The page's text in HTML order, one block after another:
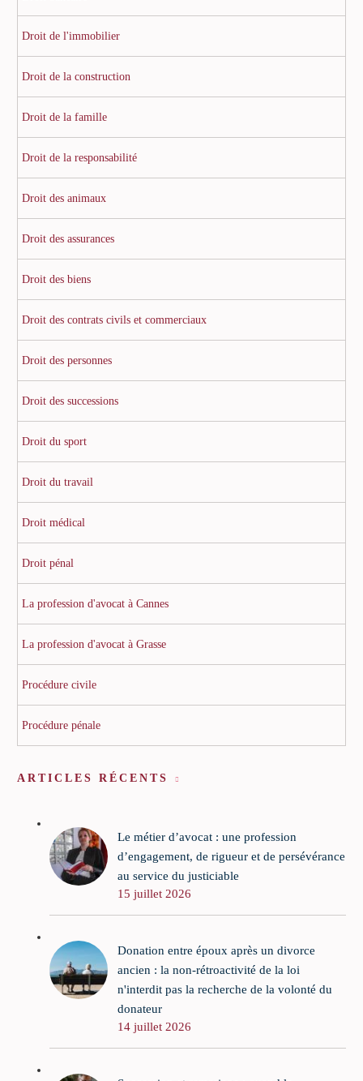
Droit de l'immobilier
Droit de la construction
Droit de la famille
Droit de la responsabilité
Droit des animaux
Droit des assurances
Droit des biens
Droit des contrats civils et commerciaux
Droit des personnes
Droit des successions
Droit du sport
Droit du travail
Droit médical
Droit pénal
La profession d'avocat à Cannes
La profession d'avocat à Grasse
Procédure civile
Procédure pénale
ARTICLES RÉCENTS
Le métier d’avocat : une profession
d’engagement, de rigueur et de persévérance
au service du justiciable
15 juillet 2026
Donation entre époux après un divorce
ancien : la non-rétroactivité de la loi
n'interdit pas la recherche de la volonté du
donateur
14 juillet 2026